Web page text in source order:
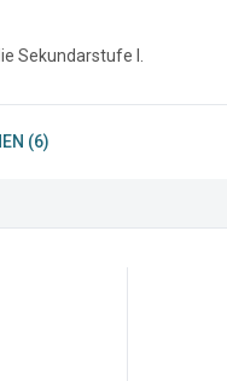
Sekundarstufe I.
(6)